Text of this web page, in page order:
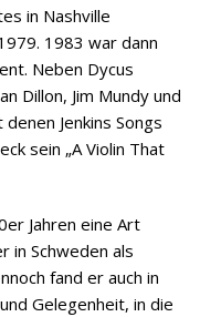
in Nashville
1983 war dann
Neben Dycus
Dillon, Jim Mundy und
Jenkins Songs
sein „A Violin That
Jahren eine Art
in Schweden als
fand er auch in
Gelegenheit, in die